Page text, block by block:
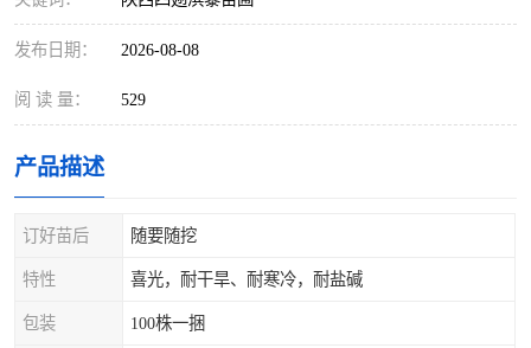
发布日期： 2026-08-08
阅 读 量： 529
产品描述
订好苗后 随要随挖
特性 喜光，耐干旱、耐寒冷，耐盐碱
包装 100株一捆